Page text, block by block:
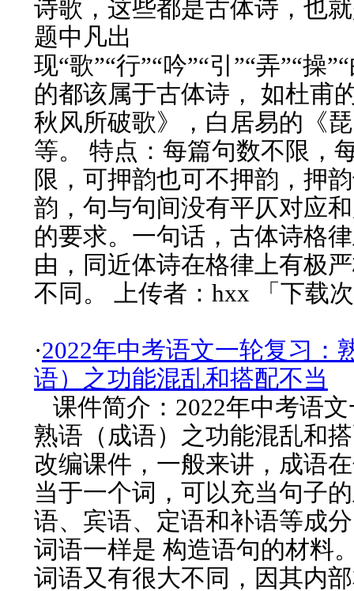
诗歌，这些都是古体诗，也
题中凡出
现“歌”“行”“吟”“引”“弄”“操
的都该属于古体诗， 如杜甫
秋风所破歌》，白居易的《
等。 特点：每篇句数不限，
限，可押韵也可不押韵，押
韵，句与句间没有平仄对应
的要求。一句话，古体诗格
由，同近体诗在格律上有极
不同。 上传者：hxx 「下载
·2022年中考语文一轮复习：
语）之功能混乱和搭配不当
课件简介：2022年中考语
熟语（成语）之功能混乱和
改编课件，一般来讲，成语
当于一个词，可以充当句子
语、宾语、定语和补语等成
词语一样是 构造语句的材料
词语又有很大不同，因其内